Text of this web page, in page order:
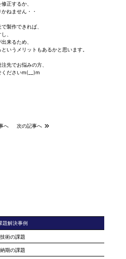
正するか、
ねません・・
製作できれば、
、
来るため、
いうメリットもあるかと思います。
先でお悩みの方、
くださいm(__)m
へ 次の記事へ
題解決事例
技術の課題
納期の課題